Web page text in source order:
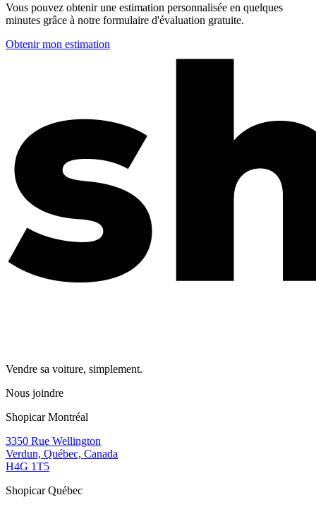
Vous pouvez obtenir une estimation personnalisée en quelques
minutes grâce à notre formulaire d'évaluation gratuite.
Obtenir mon estimation
Vendre sa voiture, simplement.
Nous joindre
Shopicar Montréal
3350 Rue Wellington
Verdun, Québec, Canada
H4G 1T5
Shopicar Québec